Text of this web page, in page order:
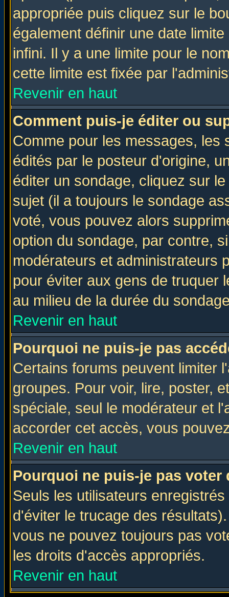
appropriée puis cliquez sur le
également définir une date
infini. Il y a une limite pour le
cette limite est fixée par
Revenir en haut
Comment puis-je éditer ou
Comme pour les messages, les
édités par le posteur d'origine,
éditer un sondage, cliquez sur
sujet (il a toujours le sondage
voté, vous pouvez alors
option du sondage, par contre,
modérateurs et administrateurs
pour éviter aux gens de truquer
au milieu de la durée du
Revenir en haut
Pourquoi ne puis-je pas
Certains forums peuvent limiter
groupes. Pour voir, lire, poster,
spéciale, seul le modérateur et
accorder cet accès, vous
Revenir en haut
Pourquoi ne puis-je pas voter
Seuls les utilisateurs
d'éviter le trucage des
vous ne pouvez toujours pas
les droits d'accès appropriés.
Revenir en haut